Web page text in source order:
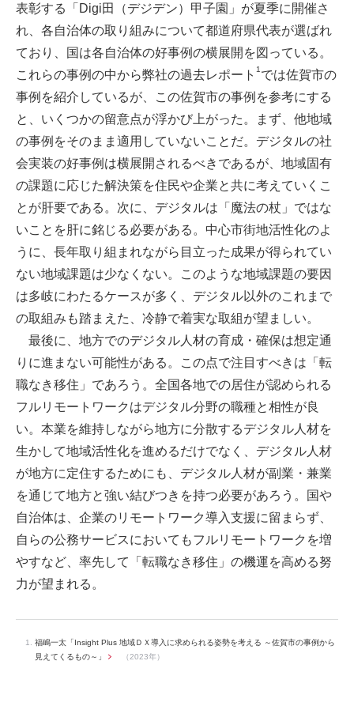
表彰する「Digi田（デジデン）甲子園」が夏季に開催さ
れ、各自治体の取り組みについて都道府県代表が選ばれ
ており、国は各自治体の好事例の横展開を図っている。
これらの事例の中から弊社の過去レポート 1 では佐賀市の
事例を紹介しているが、この佐賀市の事例を参考にする
と、いくつかの留意点が浮かび上がった。まず、他地域
の事例をそのまま適用していないことだ。デジタルの社
会実装の好事例は横展開されるべきであるが、地域固有
の課題に応じた解決策を住民や企業と共に考えていくこ
とが肝要である。次に、デジタルは「魔法の杖」ではな
いことを肝に銘じる必要がある。中心市街地活性化のよ
うに、長年取り組まれながら目立った成果が得られてい
ない地域課題は少なくない。このような地域課題の要因
は多岐にわたるケースが多く、デジタル以外のこれまで
の取組みも踏まえた、冷静で着実な取組が望ましい。
最後に、地方でのデジタル人材の育成・確保は想定通
りに進まない可能性がある。この点で注目すべきは「転
職なき移住」であろう。全国各地での居住が認められる
フルリモートワークはデジタル分野の職種と相性が良
い。本業を維持しながら地方に分散するデジタル人材を
生かして地域活性化を進めるだけでなく、デジタル人材
が地方に定住するためにも、デジタル人材が副業・兼業
を通じて地方と強い結びつきを持つ必要があろう。国や
自治体は、企業のリモートワーク導入支援に留まらず、
自らの公務サービスにおいてもフルリモートワークを増
やすなど、率先して「転職なき移住」の機運を高める努
力が望まれる。
福嶋一太「Insight Plus 地域ＤＸ導入に求められる姿勢を考える ～佐賀市の事例から
見えてくるもの～」
（2023年）